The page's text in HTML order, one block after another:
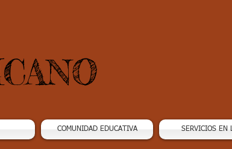
COMUNIDAD EDUCATIVA SERVICIOS EN